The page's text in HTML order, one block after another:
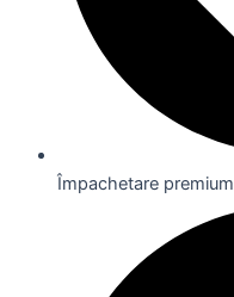
Împachetare premium